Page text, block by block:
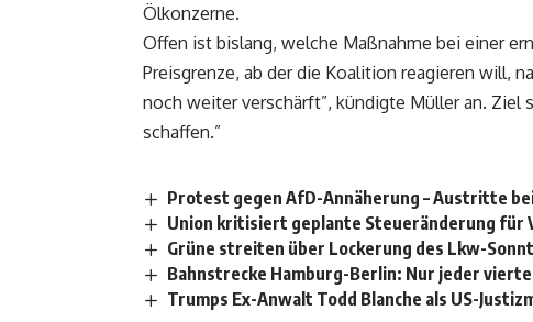
Ölkonzerne.
Offen ist bislang, welche Maßnahme bei einer
Preisgrenze, ab der die Koalition reagieren will,
noch weiter verschärft”, kündigte Müller an. Ziel
schaffen.”
Protest gegen AfD-Annäherung – Austritte
Union kritisiert geplante Steueränderung für
Grüne streiten über Lockerung des Lkw-
Bahnstrecke Hamburg-Berlin: Nur jeder
Trumps Ex-Anwalt Todd Blanche als US-